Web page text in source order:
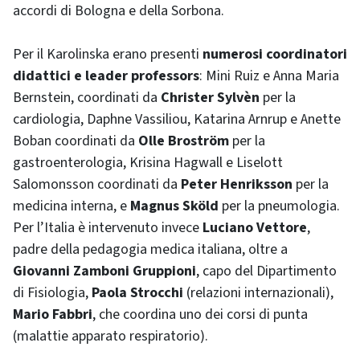
accordi di Bologna e della Sorbona.
Per il Karolinska erano presenti numerosi coordinatori
didattici e leader professors: Mini Ruiz e Anna Maria
Bernstein, coordinati da Christer Sylvèn per la
cardiologia, Daphne Vassiliou, Katarina Arnrup e Anette
Boban coordinati da Olle Broström per la
gastroenterologia, Krisina Hagwall e Liselott
Salomonsson coordinati da Peter Henriksson per la
medicina interna, e Magnus Sköld per la pneumologia.
Per l’Italia è intervenuto invece Luciano Vettore,
padre della pedagogia medica italiana, oltre a
Giovanni Zamboni Gruppioni, capo del Dipartimento
di Fisiologia, Paola Strocchi (relazioni internazionali),
Mario Fabbri, che coordina uno dei corsi di punta
(malattie apparato respiratorio).